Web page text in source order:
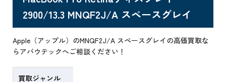
2900/13.3 MNQF2J/A スペースグレイ
Apple（アップル）のMNQF2J/A スペースグレイの高価買取な
らアバウテックへご相談ください！
買取ジャンル